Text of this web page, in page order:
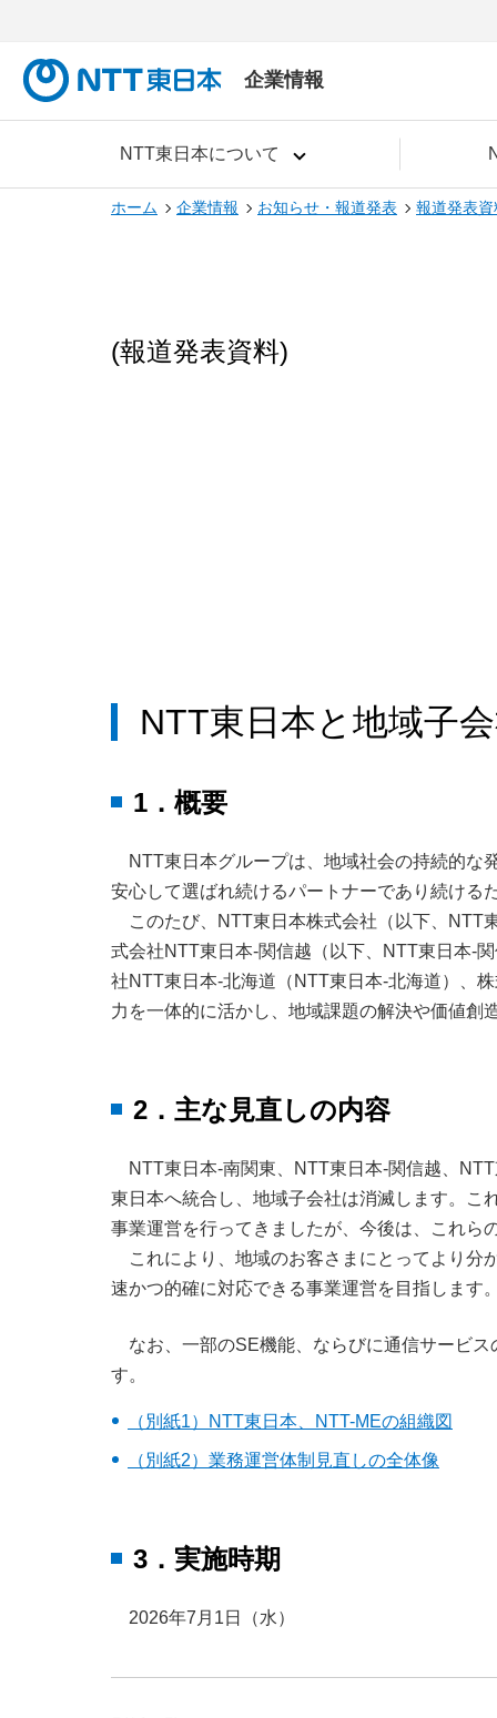
企業情報
NTT東日本について
ホーム 企業情報 お知らせ・報道発表 報道発表資
(報道発表資料)
NTT東日本と地域子
1．概要
NTT東日本グループは、地域社会の持続的な
安心して選ばれ続けるパートナーであり続ける
このたび、NTT東日本株式会社（以下、NTT
式会社NTT東日本‐関信越（以下、NTT東日本‐
社NTT東日本‐北海道（NTT東日本‐北海道）、
力を一体的に活かし、地域課題の解決や価値創
2．主な見直しの内容
NTT東日本-南関東、NTT東日本-関信越、
東日本へ統合し、地域子会社は消滅します。こ
事業運営を行ってきましたが、今後は、これら
これにより、地域のお客さまにとってより分
速かつ的確に対応できる事業運営を目指します
なお、一部のSE機能、ならびに通信サービ
す。
（別紙1）NTT東日本、NTT-MEの組織図
（別紙2）業務運営体制見直しの全体像
3．実施時期
2026年7月1日（水）